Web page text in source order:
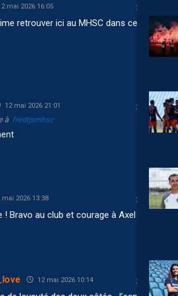
mai 2026 16:05
retrouver ici au MHSC dans ce foot
12 mai 2026 21:01
à fredtjsmhsc
mai 2026 13:38
! Bravo au club et courage à Axel !
12 mai 2026 10:14